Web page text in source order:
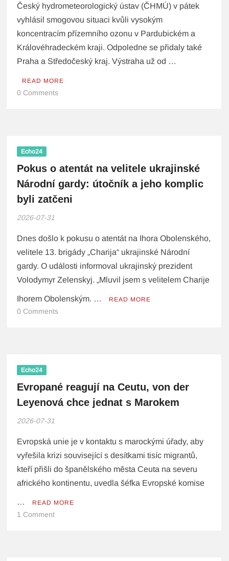
Český hydrometeorologický ústav (ČHMÚ) v pátek
vyhlásil smogovou situaci kvůli vysokým
koncentracím přízemního ozonu v Pardubickém a
Královéhradeckém kraji. Odpoledne se přidaly také
Praha a Středočeský kraj. Výstraha už od …
READ MORE
0 Comments
Echo24
Pokus o atentát na velitele ukrajinské
Národní gardy: útočník a jeho komplic
byli zatčeni
2026-07-31
Dnes došlo k pokusu o atentát na Ihora Obolenského,
velitele 13. brigády „Charija“ ukrajinské Národní
gardy. O události informoval ukrajinský prezident
Volodymyr Zelenskyj. „Mluvil jsem s velitelem Charije
Ihorem Obolenským. … READ MORE
0 Comments
Echo24
Evropané reagují na Ceutu, von der
Leyenová chce jednat s Marokem
2026-07-31
Evropská unie je v kontaktu s marockými úřady, aby
vyřešila krizi související s desítkami tisíc migrantů,
kteří přišli do španělského města Ceuta na severu
afrického kontinentu, uvedla šéfka Evropské komise
… READ MORE
1 Comment